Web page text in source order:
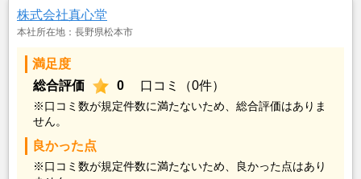
株式会社真心堂
本社所在地：長野県松本市
満足度
総合評価
0 口コミ（0件）
※口コミ数が規定件数に満たないため、総合評価はありま
せん。
良かった点
※口コミ数が規定件数に満たないため、良かった点はあり